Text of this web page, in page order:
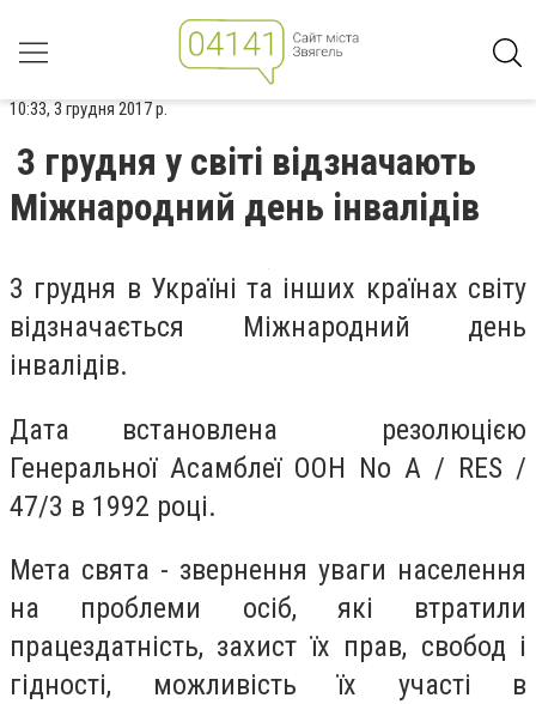
10:33, 3 грудня 2017 р.
3 грудня у світі відзначають
Міжнародний день інвалідів
3 грудня в Україні та інших країнах світу
відзначається Міжнародний день
інвалідів.
Дата встановлена резолюцією
Генеральної Асамблеї ООН No A / RES /
47/3 в 1992 році.
Мета свята - звернення уваги населення
на проблеми осіб, які втратили
працездатність, захист їх прав, свобод і
гідності, можливість їх участі в